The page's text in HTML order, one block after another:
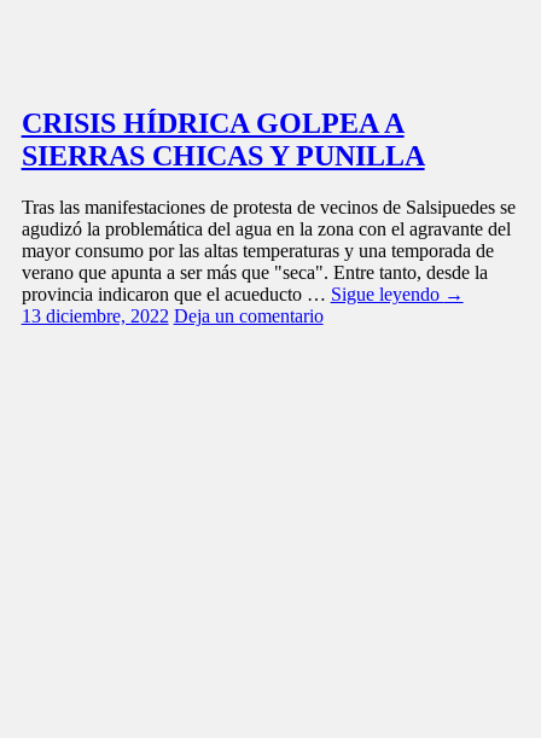
CRISIS HÍDRICA GOLPEA A
SIERRAS CHICAS Y PUNILLA
Tras las manifestaciones de protesta de vecinos de Salsipuedes se
agudizó la problemática del agua en la zona con el agravante del
mayor consumo por las altas temperaturas y una temporada de
verano que apunta a ser más que "seca". Entre tanto, desde la
provincia indicaron que el acueducto … Sigue leyendo →
13 diciembre, 2022 Deja un comentario